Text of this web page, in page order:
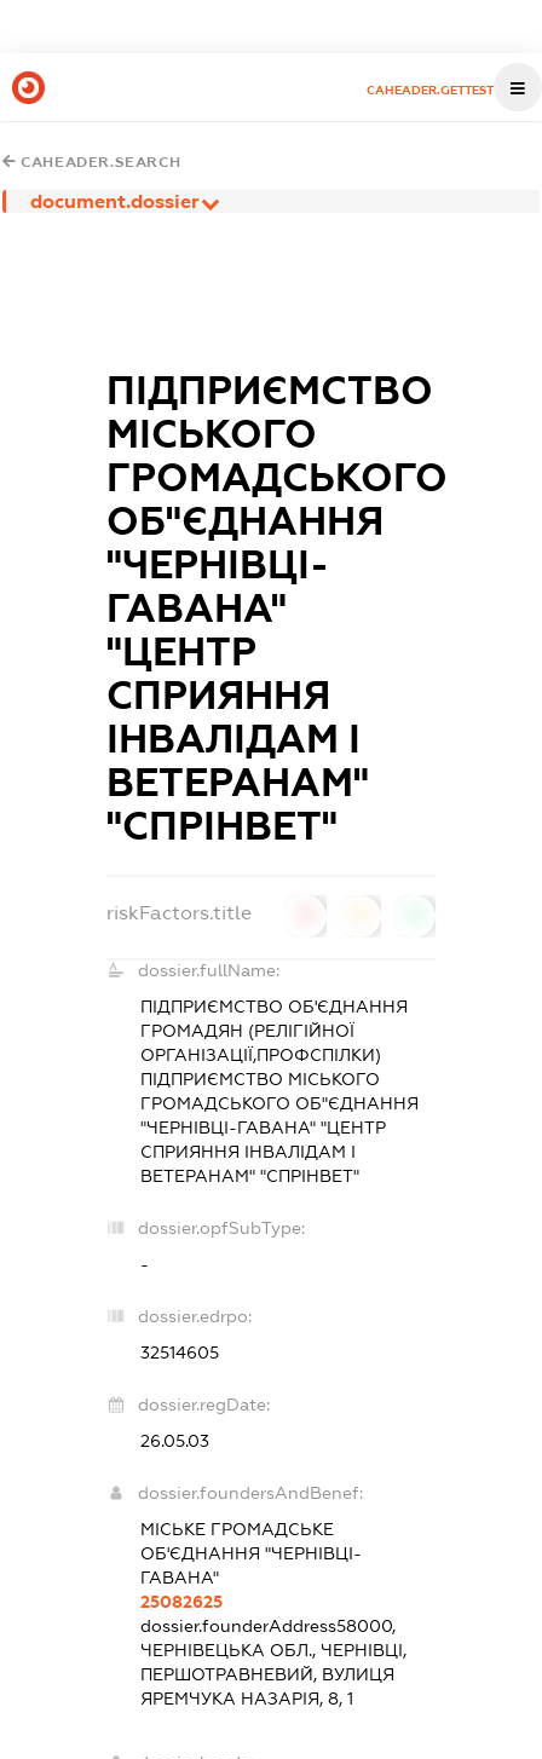
CAHEADER.GETTEST
CAHEADER.SEARCH
document.dossier
ПІДПРИЄМСТВО
МІСЬКОГО
ГРОМАДСЬКОГО
ОБ"ЄДНАННЯ
"ЧЕРНІВЦІ-
ГАВАНА"
"ЦЕНТР
СПРИЯННЯ
ІНВАЛІДАМ І
ВЕТЕРАНАМ"
"СПРІНВЕТ"
riskFactors.title
dossier.fullName:
ПІДПРИЄМСТВО ОБ'ЄДНАННЯ
ГРОМАДЯН (РЕЛІГІЙНОЇ
ОРГАНІЗАЦІЇ,ПРОФСПІЛКИ)
ПІДПРИЄМСТВО МІСЬКОГО
ГРОМАДСЬКОГО ОБ"ЄДНАННЯ
"ЧЕРНІВЦІ-ГАВАНА" "ЦЕНТР
СПРИЯННЯ ІНВАЛІДАМ І
ВЕТЕРАНАМ" "СПРІНВЕТ"
dossier.opfSubType:
-
dossier.edrpo:
32514605
dossier.regDate:
26.05.03
dossier.foundersAndBenef:
МІСЬКЕ ГРОМАДСЬКЕ
ОБ'ЄДНАННЯ "ЧЕРНІВЦІ-
ГАВАНА"
25082625
dossier.founderAddress58000,
ЧЕРНІВЕЦЬКА ОБЛ., ЧЕРНІВЦІ,
ПЕРШОТРАВНЕВИЙ, ВУЛИЦЯ
ЯРЕМЧУКА НАЗАРІЯ, 8, 1